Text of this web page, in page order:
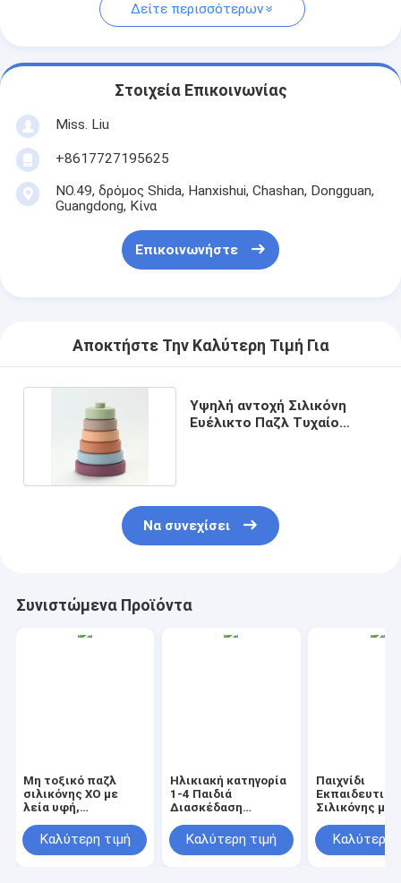
Δείτε περισσότερων
Στοιχεία Επικοινωνίας
Miss. Liu
+8617727195625
NO.49, δρόμος Shida, Hanxishui, Chashan, Dongguan,
Guangdong, Κίνα
Επικοινωνήστε
Αποκτήστε Την Καλύτερη Τιμή Για
Υψηλή αντοχή Σιλικόνη
Ευέλικτο Παζλ Τυχαίο
Να συνεχίσει
Συνιστώμενα Προϊόντα
Μη τοξικό παζλ
σιλικόνης XO με
λεία υφή,
ενισχύει τη μάθηση
και τις ψυχαγωγικές
Καλύτερη τιμή
Ηλικιακή κατηγορία
1-4 Παιδιά
Διασκέδαση
Λιπαρή υφή
Σχεδιασμένο για να
Καλύτερη τιμή
Παιχνίδι
Εκπαιδευτικό
Σιλικόνης με
Σχέδιο, για
1-4, Ενισχύει
Καλύτερη